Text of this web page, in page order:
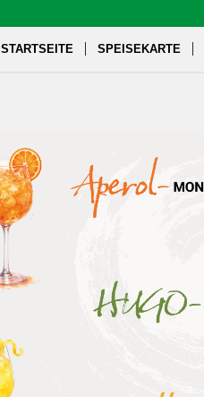
STARTSEITE SPEISEKARTE